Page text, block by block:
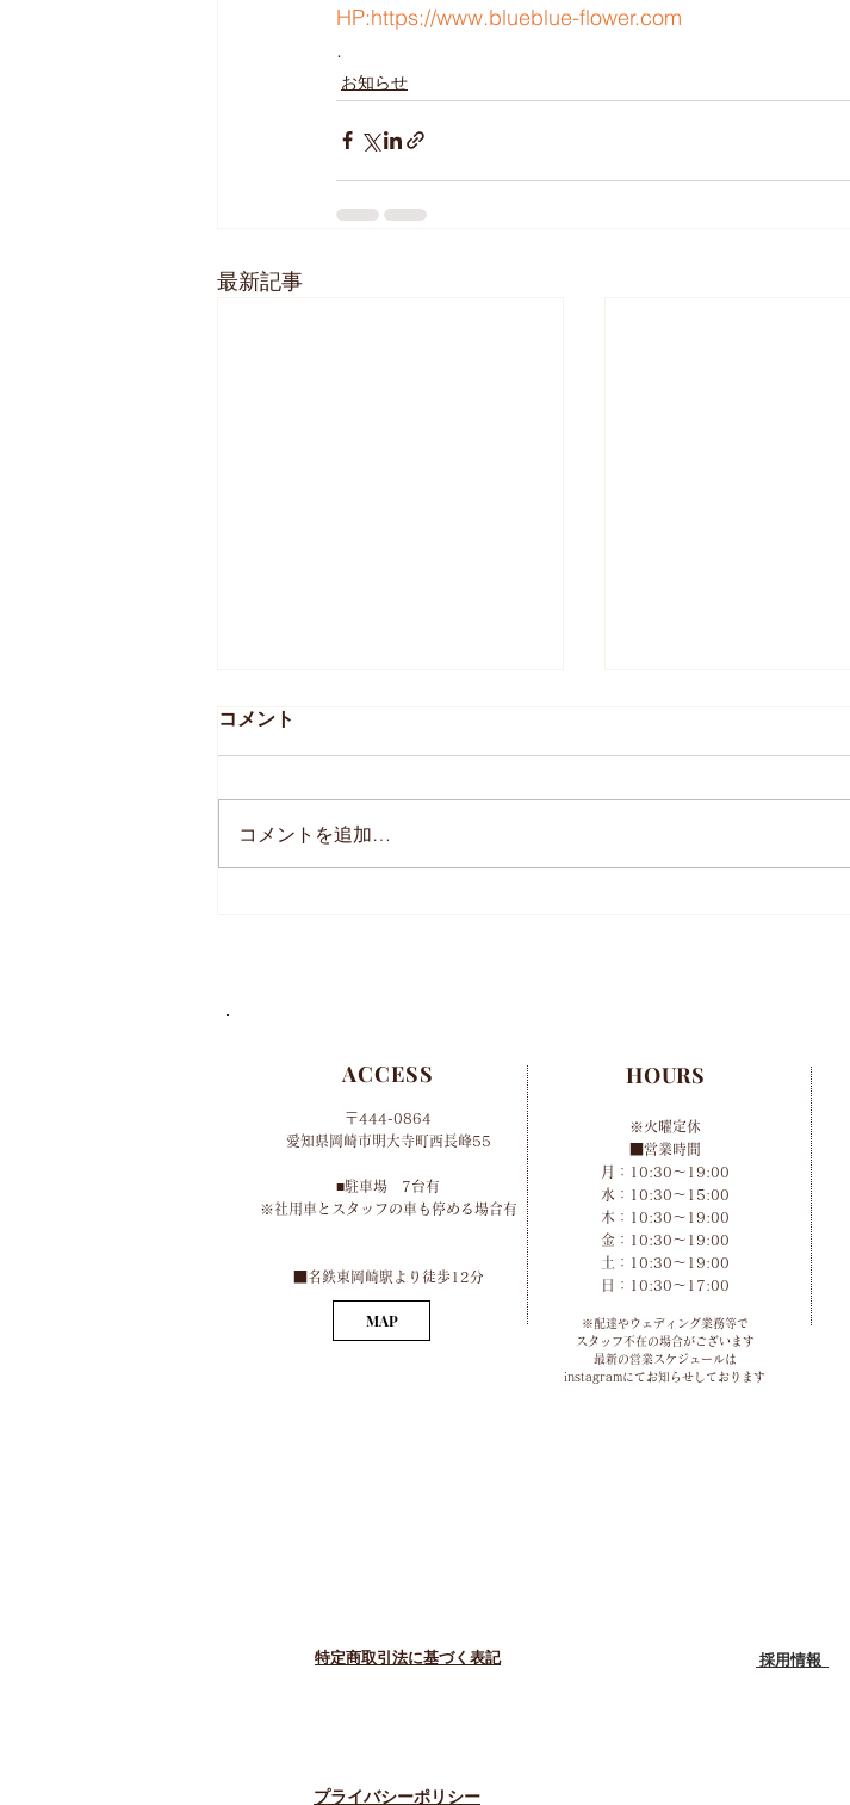
HP:https://www.blueblue-flower.com
.
お知らせ
最新記事
年末年始営業お知らせ
コメント
コメントを追加…
ACCESS
〒444-0864
​愛知県岡崎市明大寺町西長峰55
■​駐車場 7台有
​※社用車とスタッフの車も停める場合有
​■名鉄東岡崎駅より徒歩12分
MAP
HOURS
※火曜定休
■営業時間
月：10:30～19:00
水：10:30～15:00
木：10:30～19:00
金：10:30～19:00
土：10:30～19:00
​日：10:30～17:00
※配達やウェディング業務等で
スタッフ不在の場合がございます
最新の営業スケジュールは
instagramにてお知らせしております
​特定商取引法に基づく表記 採用情報
​プライバシーポリシー